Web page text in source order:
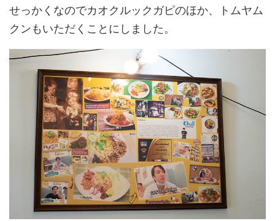
せっかくなのでカオクルックガピのほか、トムヤム
クンもいただくことにしました。